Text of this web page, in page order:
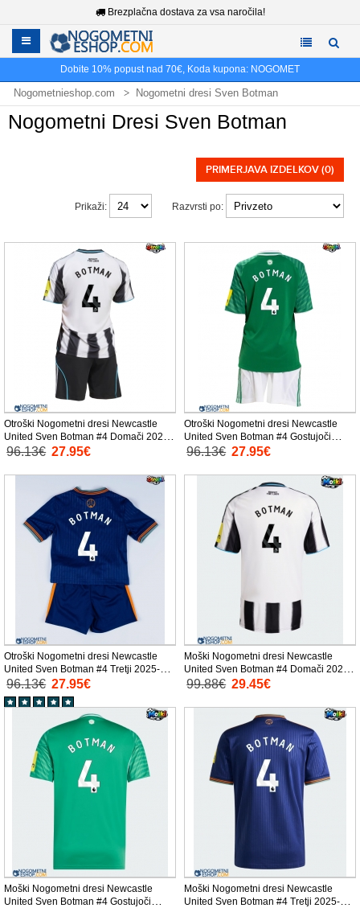
Brezplačna dostava za vsa naročila!
Dobite 10% popust nad 70€, Koda kupona: NOGOMET
Nogometnieshop.com Nogometni dresi Sven Botman
Nogometni Dresi Sven Botman
PRIMERJAVA IZDELKOV (0)
Razvrsti po:
Prikaži:
Otroški Nogometni dresi Newcastle
United Sven Botman #4 Domači 2025-
26 Kratek Rokav (+ Kratke hlače)
96.13€ 27.95€
Otroški Nogometni dresi Newcastle
United Sven Botman #4 Gostujoči
2025-26 Kratek Rokav (+ Kratke hlače)
96.13€ 27.95€
Otroški Nogometni dresi Newcastle
United Sven Botman #4 Tretji 2025-26
Kratek Rokav (+ Kratke hlače)
96.13€ 27.95€
Moški Nogometni dresi Newcastle
United Sven Botman #4 Domači 2025-
26 Kratek Rokav
99.88€ 29.45€
Moški Nogometni dresi Newcastle
United Sven Botman #4 Gostujoči
Moški Nogometni dresi Newcastle
United Sven Botman #4 Tretji 2025-26